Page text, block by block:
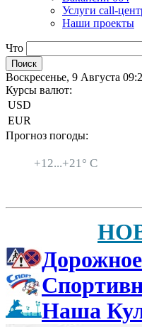
Услуги call-
Наши проекты
Что
Воскресенье, 9 Августа
Курсы валют:
USD
EUR
Прогноз погоды:
+12...+21° C
Наша